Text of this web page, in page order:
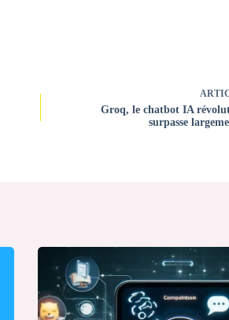
Groq, le chatbot IA
surpasse